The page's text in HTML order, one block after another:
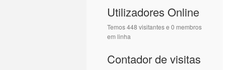
Utilizadores Online
Temos 448 visitantes e 0 membros
em linha
Contador de visitas